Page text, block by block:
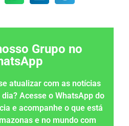
Grupo no
atualizar com as notícias
Acesse o WhatsApp do
e acompanhe o que está
e no mundo com